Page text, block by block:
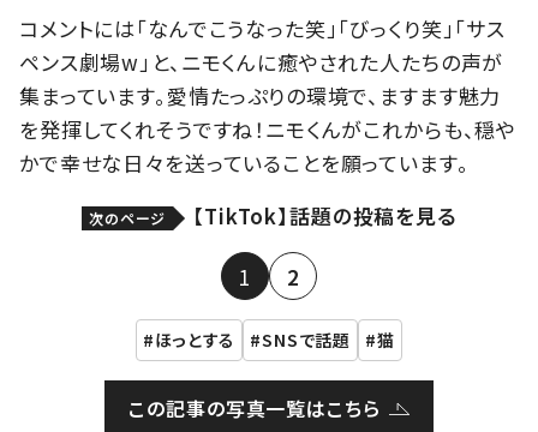
コメントには「なんでこうなった笑」「びっくり笑」「サス
ペンス劇場w」と、ニモくんに癒やされた人たちの声が
集まっています。愛情たっぷりの環境で、ますます魅力
を発揮してくれそうですね！ニモくんがこれからも、穏や
かで幸せな日々を送っていることを願っています。
次のページ 【TikTok】話題の投稿を見る
1 2
ほっとする SNSで話題 猫
この記事の写真一覧はこちら